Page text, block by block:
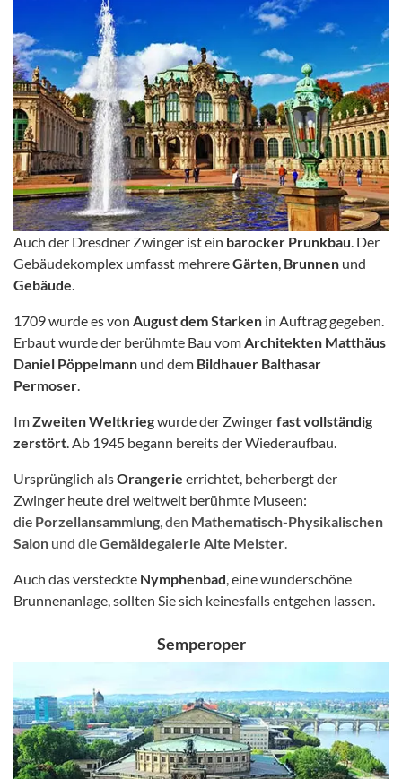
Auch der Dresdner Zwinger ist ein barocker Prunkbau . Der
Gebäudekomplex umfasst mehrereGärten Brunnen und
Gebäude
1709 wurde es von August dem Starken in Auftrag gegeben.
Erbaut wurde der berühmte Bau vom Architekten Matthäus
Daniel Pöppelmann und dem Bildhauer Balthasar
Permoser
ImZweiten Weltkriegwurde der Zwingerfast vollständig
zerstört . Ab 1945 begann bereits der Wiederaufbau.
Ursprünglich alsOrangerie errichtet, beherbergt der
Zwinger heute drei weltweit berühmte Museen:
die Porzellansammlung , den Mathematisch-Physikalischen
Salon und dieGemäldegalerie Alte Meister
Auch das versteckte Nymphenbad , eine wunderschöne
Brunnenanlage, sollten Sie sich keinesfalls entgehen lassen.
Semperoper